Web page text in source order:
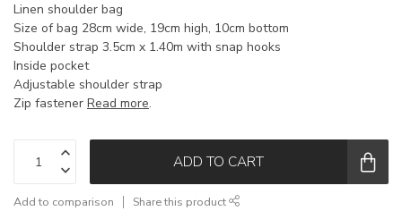
Linen shoulder bag
Size of bag 28cm wide, 19cm high, 10cm bottom
Shoulder strap 3.5cm x 1.40m with snap hooks
Inside pocket
Adjustable shoulder strap
Zip fastener Read more.
ADD TO CART
Add to comparison Share this product